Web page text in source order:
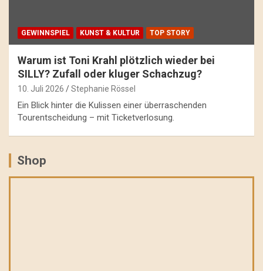
GEWINNSPIEL KUNST & KULTUR TOP STORY
Warum ist Toni Krahl plötzlich wieder bei
SILLY? Zufall oder kluger Schachzug?
10. Juli 2026 Stephanie Rössel
Ein Blick hinter die Kulissen einer überraschenden
Tourentscheidung – mit Ticketverlosung.
Shop